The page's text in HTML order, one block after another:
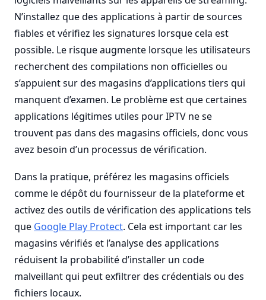
N’installez que des applications à partir de sources
fiables et vérifiez les signatures lorsque cela est
possible. Le risque augmente lorsque les utilisateurs
recherchent des compilations non officielles ou
s’appuient sur des magasins d’applications tiers qui
manquent d’examen. Le problème est que certaines
applications légitimes utiles pour IPTV ne se
trouvent pas dans des magasins officiels, donc vous
avez besoin d’un processus de vérification.
Dans la pratique, préférez les magasins officiels
comme le dépôt du fournisseur de la plateforme et
activez des outils de vérification des applications tels
que Google Play Protect. Cela est important car les
magasins vérifiés et l’analyse des applications
réduisent la probabilité d’installer un code
malveillant qui peut exfiltrer des crédentials ou des
fichiers locaux.